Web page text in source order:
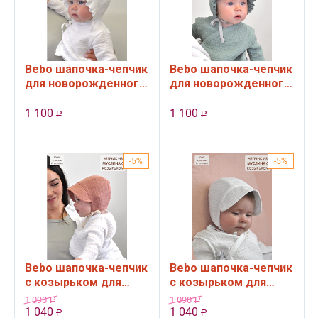
Bebo шапочка-чепчик
для новорожденного
Белый, 36-40 см
1 100 Р
Bebo шапочка-чепчик
для новорожденного
Мятный, 36-40 см
1 100 Р
5%
Bebo шапочка-чепчик
с козырьком для
новорожденного
малыша из муслина,
1 090 Р
1 040 Р
5%
Bebo шапочка-чепчик
с козырьком для
новорожденного
малыша из муслина,
1 090 Р
1 040 Р